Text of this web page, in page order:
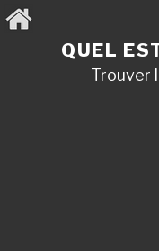
Aller
au
QUEL
Trouver